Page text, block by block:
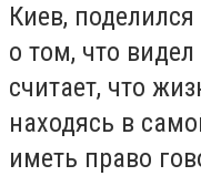
Киев,
о том, что
считает, что
находясь в
иметь право